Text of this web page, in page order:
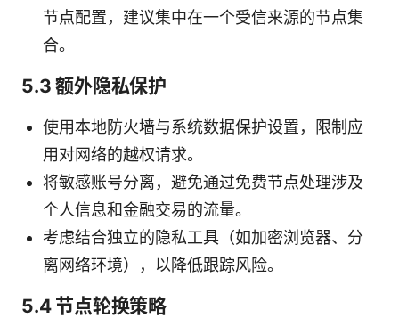
节点配置，建议集中在一个受信来源的节点集
合。
5.3 额外隐私保护
使用本地防火墙与系统数据保护设置，限制应
用对网络的越权请求。
将敏感账号分离，避免通过免费节点处理涉及
个人信息和金融交易的流量。
考虑结合独立的隐私工具（如加密浏览器、分
离网络环境），以降低跟踪风险。
5.4 节点轮换策略